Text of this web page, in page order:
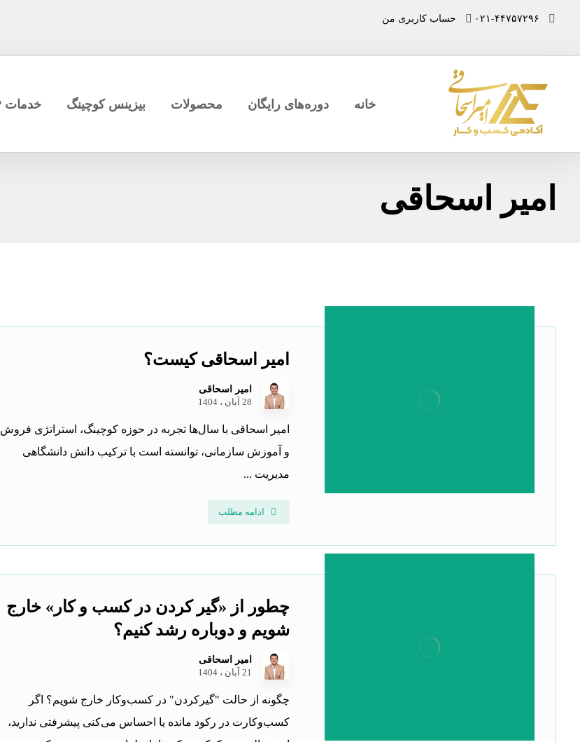
۰۲۱-۴۴۷۵۷۲۹۶ حساب کاربری من
خانه دوره‌های رایگان محصولات بیزینس کوچینگ خدمات VIP کسب و کار
امیر اسحاقی
امیر اسحاقی کیست؟
امیر اسحاقی
28 آبان ، 1404
امیر اسحاقی با سال‌ها تجربه در حوزه کوچینگ، استراتژی فروش
و آموزش سازمانی، توانسته است با ترکیب دانش دانشگاهی
مدیریت ...
ادامه مطلب
چطور از «گیر کردن در کسب و کار» خارج
شویم و دوباره رشد کنیم؟
امیر اسحاقی
21 آبان ، 1404
چگونه از حالت "گیرکردن" در کسب‌وکار خارج شویم؟ اگر
کسب‌وکارت در رکود مانده یا احساس می‌کنی پیشرفتی ندارید،